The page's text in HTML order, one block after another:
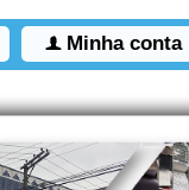
f Minha conta